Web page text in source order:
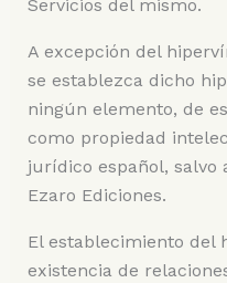
Servicios del mismo.
A excepción del
se establezca dicho
ningún elemento, de
como propiedad
jurídico español, salvo
Ezaro Ediciones.
El establecimiento del
existencia de